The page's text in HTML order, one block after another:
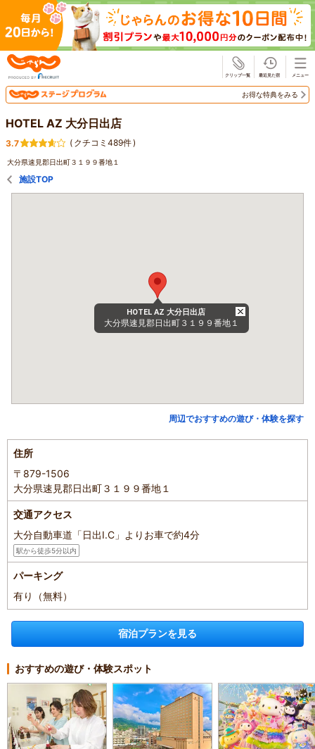
お得な特典をみる
HOTEL AZ 大分日出店
3.7 ( クチコミ489件)
大分県速見郡日出町３１９９番地１
施設TOP
HOTEL AZ 大分日出店
大分県速見郡日出町３１９９番地１
周辺でおすすめの遊び・体験を探す
住所
〒879-1506
大分県速見郡日出町３１９９番地１
交通アクセス
大分自動車道「日出I.C」よりお車で約4分
駅から徒歩5分以内
パーキング
有り（無料）
宿泊プランを見る
おすすめの遊び・体験スポット